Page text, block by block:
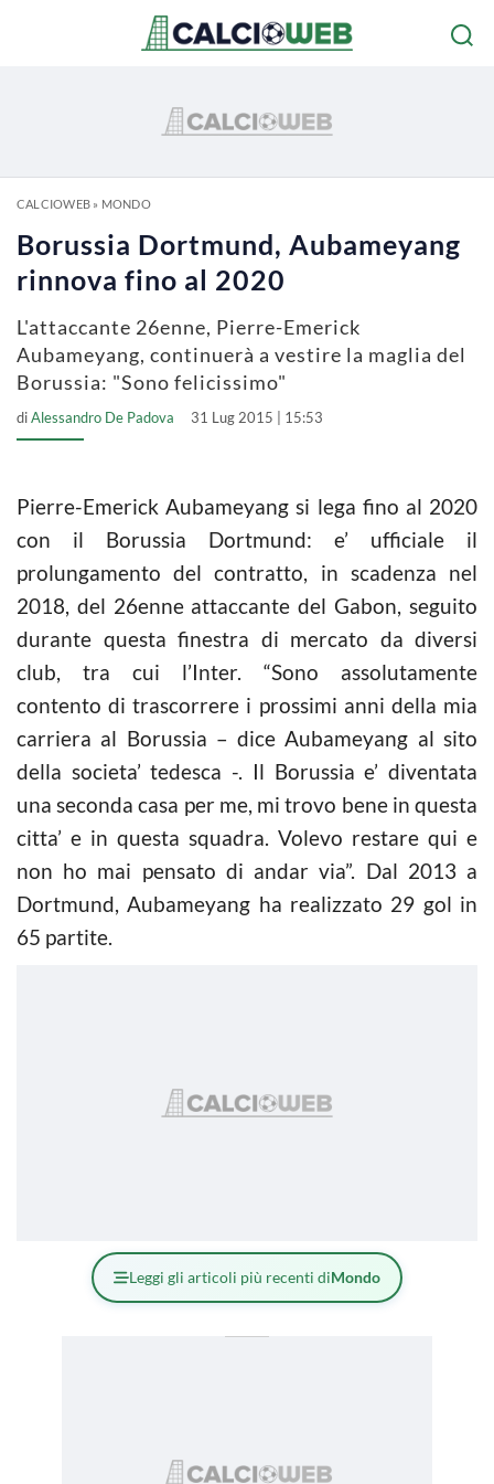
CALCIOWEB» MONDO
Borussia Dortmund, Aubameyang
rinnova fino al 2020
L'attaccante 26enne, Pierre-Emerick
Aubameyang, continuerà a vestire la maglia del
Borussia: "Sono felicissimo"
diAlessandro De Padova 31 Lug 2015 | 15:53
Pierre-Emerick Aubameyang si lega fino al 2020
con il Borussia Dortmund: e’ ufficiale il
prolungamento del contratto, in scadenza nel
2018, del 26enne attaccante del Gabon, seguito
durante questa finestra di mercato da diversi
club, tra cui l’Inter. “Sono assolutamente
contento di trascorrere i prossimi anni della mia
carriera al Borussia – dice Aubameyang al sito
della societa’ tedesca -. Il Borussia e’ diventata
una seconda casa per me, mi trovo bene in questa
citta’ e in questa squadra. Volevo restare qui e
non ho mai pensato di andar via”. Dal 2013 a
Dortmund, Aubameyang ha realizzato 29 gol in
65 partite.
Leggi gli articoli più recenti diMondo